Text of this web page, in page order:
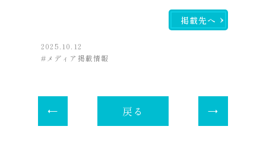
掲載先へ
2025.10.12
メディア掲載情報
戻る